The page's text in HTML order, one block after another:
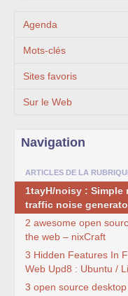
Agenda
Mots-clés
Sites favoris
Sur le Web
Navigation
ARTICLES DE LA
1tayH/noisy : Simple
traffic noise
2 awesome open
the web – nixCraft
3 Hidden Features In
Web Upd8 : Ubuntu /
3 open source